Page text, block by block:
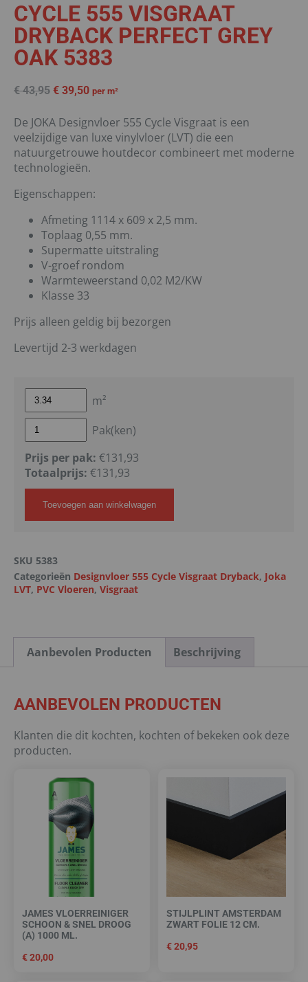
CYCLE 555 VISGRAAT
DRYBACK PERFECT GREY
OAK 5383
€43,95 € 39,50 per m²
De JOKA Designvloer 555 Cycle Visgraat is een
veelzijdige van luxe vinylvloer (LVT) die een
natuurgetrouwe houtdecor combineert met moderne
technologieën.
Eigenschappen:
Afmeting 1114 x 609 x 2,5 mm.
Toplaag 0,55 mm.
Supermatte uitstraling
V-groef rondom
Warmteweerstand 0,02 M2/KW
Klasse 33
Prijs alleen geldig bij bezorgen
Levertijd 2-3 werkdagen
m²
Pak(ken)
Prijs per pak: €131,93
Totaalprijs: €131,93
Toevoegen aan winkelwagen
SKU 5383
Categorieën Designvloer 555 Cycle Visgraat Dryback, Joka
LVT, PVC Vloeren, Visgraat
Aanbevolen Producten Beschrijving
AANBEVOLEN PRODUCTEN
Klanten die dit kochten, kochten of bekeken ook deze
producten.
JAMES VLOERREINIGER
SCHOON & SNEL DROOG
(A) 1000 ML.
€20,00
STIJLPLINT AMSTERDAM
ZWART FOLIE 12 CM.
€20,95